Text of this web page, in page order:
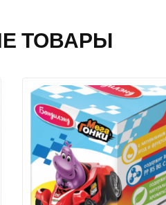
ТОВАРЫ